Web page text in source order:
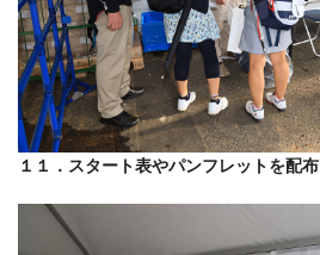
１１．スタート表やパンフレットを配布